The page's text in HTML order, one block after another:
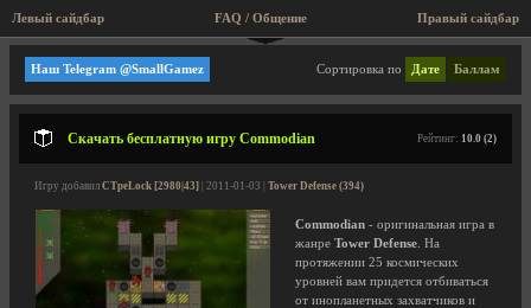
Левый сайдбар Правый сайдбар
FAQ / Общение
Tower Defense
Сортировка по Дате Баллам
Наш Telegram @SmallGamez
Скачать бесплатную игру Commodian Рейтинг: 10.0 (2)
Игру добавил CTpeLock [2980|43] | 2011-01-03 | Tower Defense (394)
Commodian - оригинальная игра в
жанре Tower Defense . На
протяжении 25 космических
уровней вам придется отбиваться
от инопланетных захватчиков и